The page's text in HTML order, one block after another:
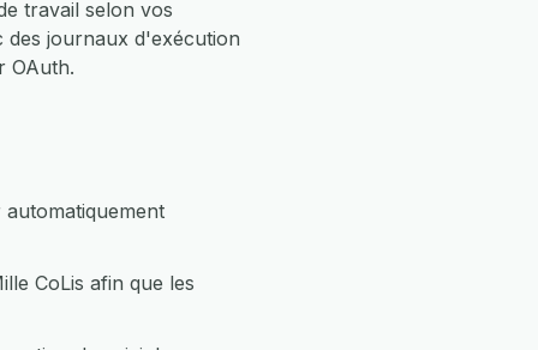
travail selon vos
des journaux d'exécution
OAuth.
CoLis afin que les